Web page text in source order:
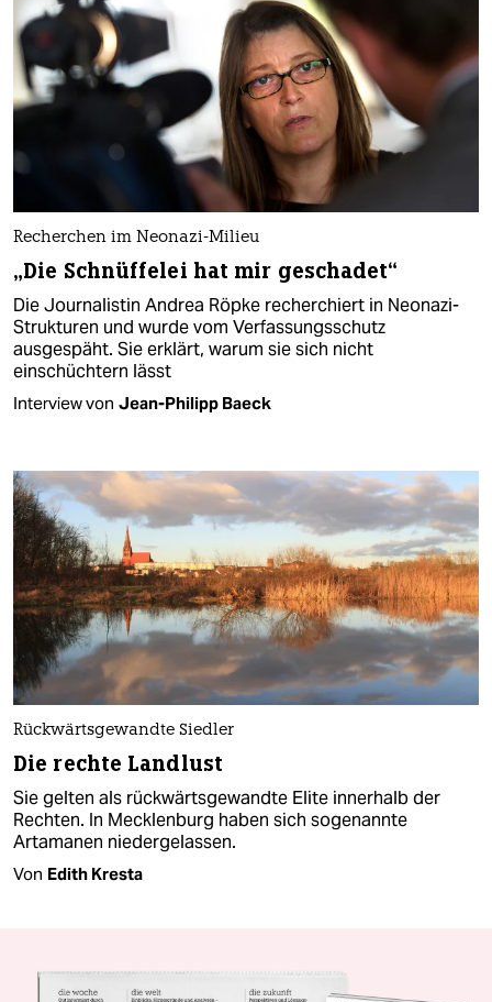
Recherchen im Neonazi-Milieu
„Die Schnüffelei hat mir geschadet“
Die Journalistin Andrea Röpke recherchiert in Neonazi-
Strukturen und wurde vom Verfassungsschutz
ausgespäht. Sie erklärt, warum sie sich nicht
einschüchtern lässt
Interview von Jean-Philipp Baeck
Rückwärtsgewandte Siedler
Die rechte Landlust
Sie gelten als rückwärtsgewandte Elite innerhalb der
Rechten. In Mecklenburg haben sich sogenannte
Artamanen niedergelassen.
Von Edith Kresta